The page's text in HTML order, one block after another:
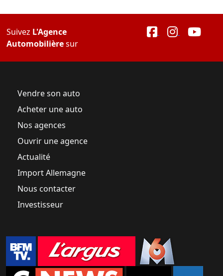
Suivez L'Agence
Automobilièresur
Vendre son auto
Acheter une auto
Nos agences
Ouvrir une agence
Actualité
Import Allemagne
Nous contacter
Investisseur